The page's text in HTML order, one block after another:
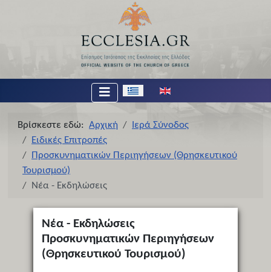
Επιλέξτε τη γλώσσα σας
Βρίσκεστε εδώ: Αρχική
Ιερά Σύνοδος
Ειδικές Επιτροπές
Προσκυνηματικών Περιηγήσεων (Θρησκευτικού
Τουρισμού)
Νέα - Εκδηλώσεις
Νέα - Εκδηλώσεις
Προσκυνηματικών Περιηγήσεων
(Θρησκευτικού Τουρισμού)